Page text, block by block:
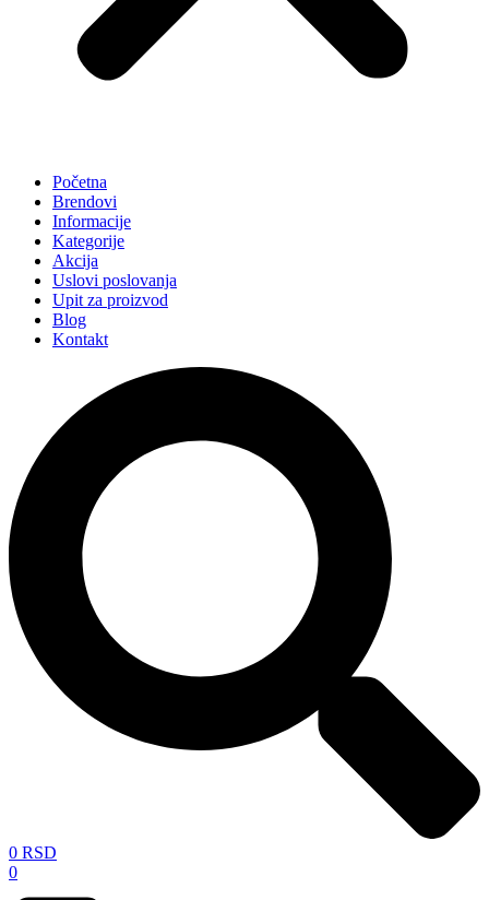
Početna
Brendovi
Informacije
Kategorije
Akcija
Uslovi poslovanja
Upit za proizvod
Blog
Kontakt
0 RSD
0